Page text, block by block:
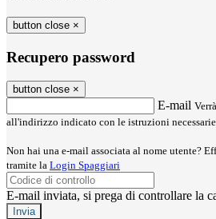
button close ×
Recupero password
button close ×
E-mail
all'indirizzo indicato con le istruzioni
Non hai una e-mail associata al nome utente?
tramite la Login Spaggiari
E-mail inviata, si prega di controllare la